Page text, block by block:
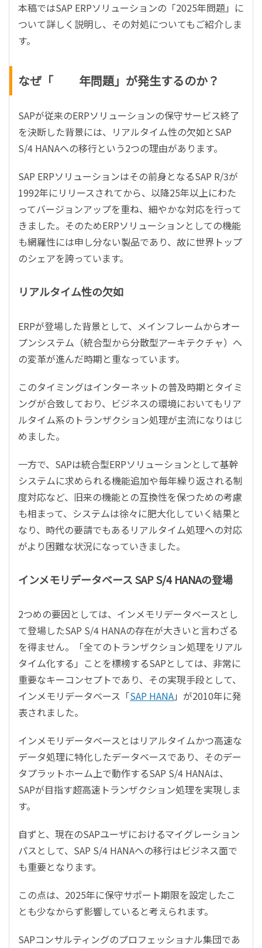
本稿ではSAP ERPソリューションの「2025年問題」に
ついて詳しく説明し、その対処についてもご紹介しま
す。
なぜ「 年問題」が発生するのか？
SAPが従来のERPソリューションの保守サービス終了
を決断した背景には、リアルタイム性の欠如とSAP
S/4 HANAへの移行という2つの理由があります。
SAP ERPソリューションはその前身となるSAP R/3が
1992年にリリースされてから、以降25年以上にわた
ってバージョンアップを重ね、細やかな対応を行って
きました。そのためERPソリューションとしての機能
も網羅性には申し分ない製品であり、故に世界トップ
のシェアを誇っています。
リアルタイム性の欠如
ERPが登場した背景として、メインフレームからオー
プンシステム（統合型から分散型アーキテクチャ）へ
の変革が進んだ時期と重なっています。
このタイミングはインターネットの普及時期とタイミ
ングが合致しており、ビジネスの環境においてもリア
ルタイム系のトランザクション処理が主流になりはじ
めました。
一方で、 SAPは統合型ERPソリューションとして基幹
システムに求められる機能追加や毎年繰り返される制
度対応など、旧来の機能との互換性を保つための考慮
も相まって、システムは徐々に肥大化していく結果と
なり、時代の要請でもあるリアルタイム処理への対応
がより困難な状況になっていきました。
インメモリデータベース SAPS/4 HANAの登場
2つめの要因としては、インメモリデータベースとし
て登場したSAP S/4 HANAの存在が大きいと言わざる
を得ません。「全てのトランザクション処理をリアル
タイム化する」ことを標榜するSAPとしては、非常に
重要なキーコンセプトであり、その実現手段として、
インメモリデータベース「SAP HANA」が2010年に発
表されました。
インメモリデータベースとはリアルタイムかつ高速な
データ処理に特化したデータベースであり、そのデー
タプラットホーム上で動作するSAP S/4 HANAは、
SAPが目指す超高速トランザクション処理を実現しま
す。
自ずと、現在のSAPユーザにおけるマイグレーション
パスとして、 SAP S/4 HANAへの移行はビジネス面で
も重要となります。
この点は、 2025年に保守サポート期限を設定したこ
とも少なからず影響していると考えられます。
SAPコンサルティングのプロフェッショナル集団であ